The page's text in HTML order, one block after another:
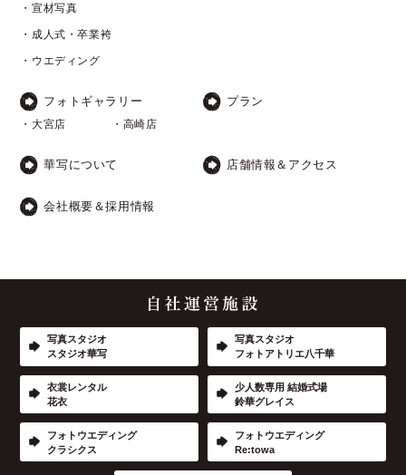
・宣材写真
・成人式・卒業袴
・ウエディング
フォトギャラリー
・大宮店 ・高崎店
プラン
華写について 店舗情報＆アクセス
会社概要＆採用情報
写真スタジオ
スタジオ華写
写真スタジオ
フォトアトリエ八千華
衣裳レンタル
花衣
少人数専用 結婚式場
鈴華グレイス
フォトウエディング
クラシクス
フォトウエディング
Re:towa